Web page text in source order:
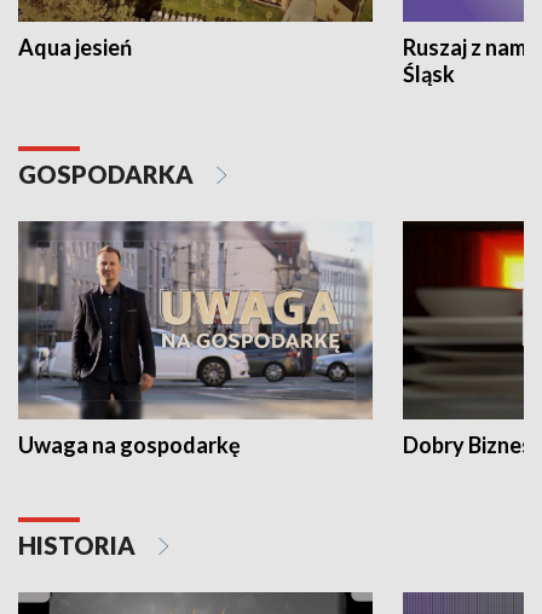
Aqua jesień
Ruszaj z
Śląsk
GOSPODARKA
Uwaga na gospodarkę Dobry Biznes
HISTORIA